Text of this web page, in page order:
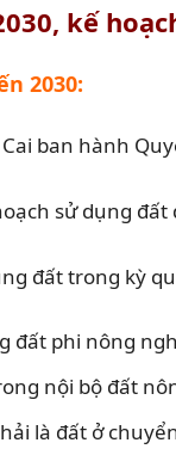
kế
2030:
ban hành
sử dụng đất
đất trong kỳ
đất phi nông
nội bộ đất
là đất ở